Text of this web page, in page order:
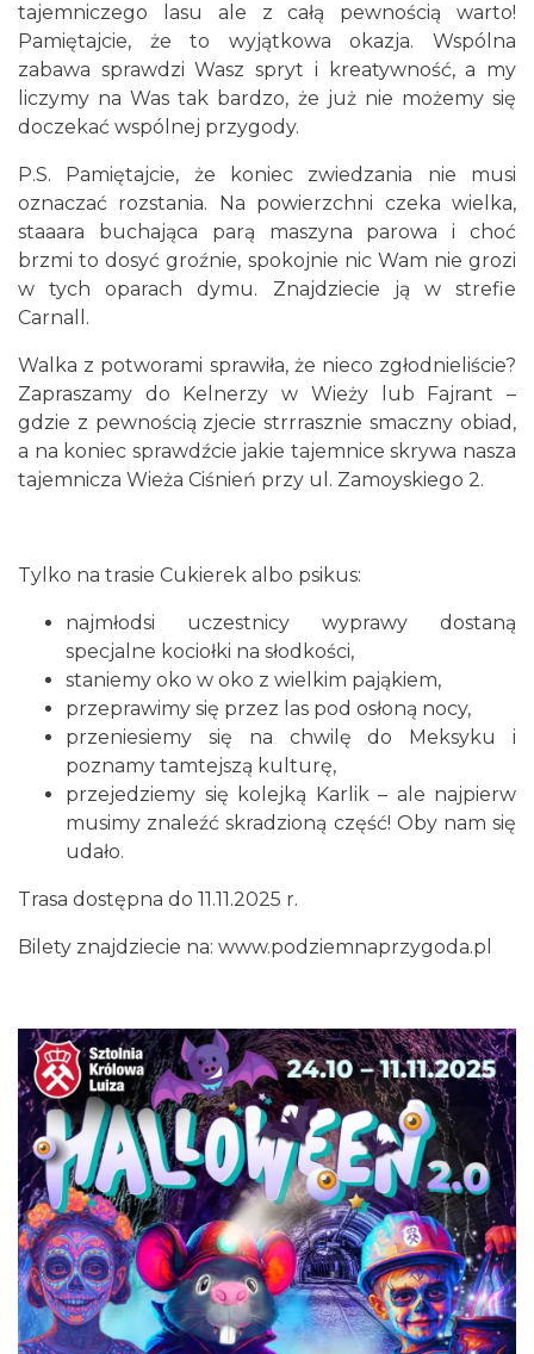
Fajer Festiwal 2026
Chorzów
2026-08-28
10.73 km
Dzień Kartofla w chorzowskim skansenie
Chorzów
O zbożach, chlebie i ziołach
2026-08-23
10.77 km
Śląsko Wilijo
10.77 km
CO, GDZIE, KIEDY W KATOWICACH 3-
9.08.2026
Katowice
2026-08-03
14.27 km
tajemniczego lasu ale z całą pewnością warto!
Pamiętajcie, że to wyjątkowa okazja. Wspólna
zabawa sprawdzi Wasz spryt i kreatywność, a my
liczymy na Was tak bardzo, że już nie możemy się
doczekać wspólnej przygody.
P.S. Pamiętajcie, że koniec zwiedzania nie musi
oznaczać rozstania. Na powierzchni czeka wielka,
staaara buchająca parą maszyna parowa i choć
brzmi to dosyć groźnie, spokojnie nic Wam nie grozi
w tych oparach dymu. Znajdziecie ją w strefie
Carnall.
Walka z potworami sprawiła, że nieco zgłodnieliście?
Zapraszamy do Kelnerzy w Wieży lub Fajrant –
gdzie z pewnością zjecie strrrasznie smaczny obiad,
a na koniec sprawdźcie jakie tajemnice skrywa nasza
tajemnicza Wieża Ciśnień przy ul. Zamoyskiego 2.
Tylko na trasie Cukierek albo psikus:
najmłodsi uczestnicy wyprawy dostaną
specjalne kociołki na słodkości,
staniemy oko w oko z wielkim pająkiem,
przeprawimy się przez las pod osłoną nocy,
przeniesiemy się na chwilę do Meksyku i
poznamy tamtejszą kulturę,
przejedziemy się kolejką Karlik – ale najpierw
musimy znaleźć skradzioną część! Oby nam się
udało.
Trasa dostępna do 11.11.2025 r.
Bilety znajdziecie na: www.podziemnaprzygoda.pl